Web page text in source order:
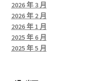
2026 年 3 月
2026 年 2 月
2026 年 1 月
2025 年 6 月
2025 年 5 月